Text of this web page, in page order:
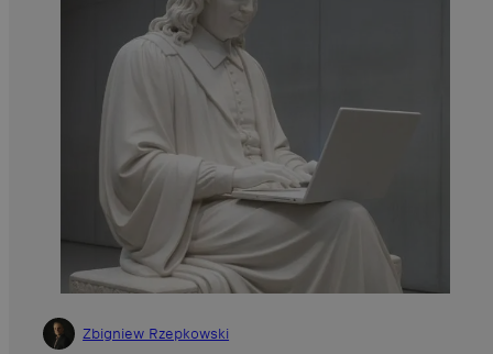
Zbigniew Rzepkowski
This website uses cookies